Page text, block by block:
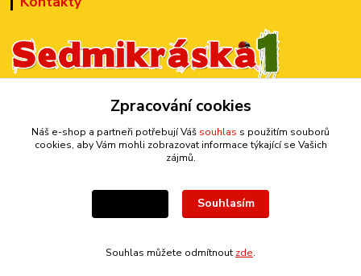
+420 777 899 301
sedmi@kraska1.cz
Zpracování cookies
Náš e-shop a partneři potřebují Váš souhlas s použitím souborů
cookies, aby Vám mohli zobrazovat informace týkající se Vašich
zájmů.
Souhlasím
Souhlas můžete odmítnout zde.